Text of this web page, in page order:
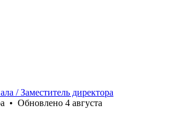
/ Заместитель директора
• Обновлено 4 августа